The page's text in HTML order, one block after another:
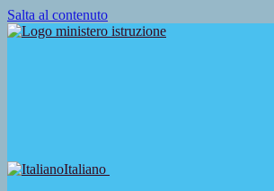
Salta al contenuto
Italiano